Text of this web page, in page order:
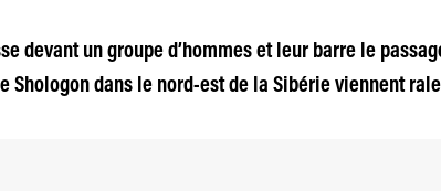
devant un groupe d’hommes et leur barre le
Shologon dans le nord-est de la Sibérie viennent